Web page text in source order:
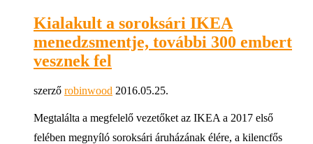
Kialakult a soroksári IKEA
menedzsmentje, további 300 embert
vesznek fel
szerző robinwood 2016.05.25.
Megtalálta a megfelelő vezetőket az IKEA a 2017 első
felében megnyíló soroksári áruházának élére, a kilencfős